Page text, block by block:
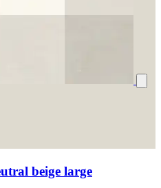
beige large